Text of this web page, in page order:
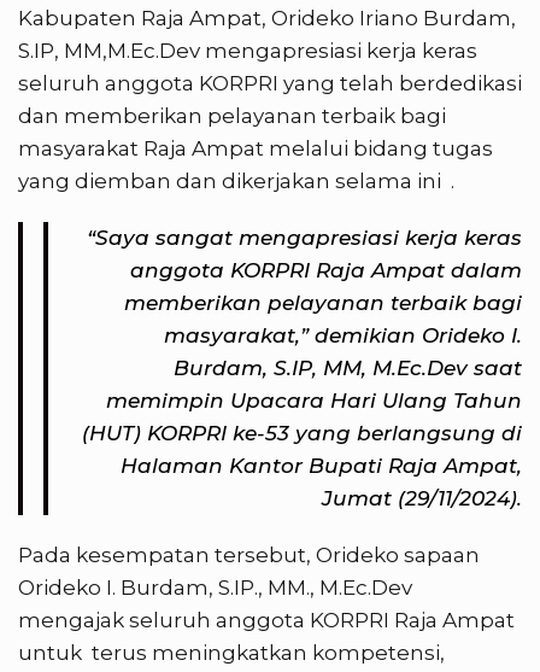
Kabupaten Raja Ampat, Orideko Iriano Burdam,
S.IP, MM,M.Ec.Dev mengapresiasi kerja keras
seluruh anggota KORPRI yang telah berdedikasi
dan memberikan pelayanan terbaik bagi
masyarakat Raja Ampat melalui bidang tugas
yang diemban dan dikerjakan selama ini .
“Saya sangat mengapresiasi kerja keras
anggota KORPRI Raja Ampat dalam
memberikan pelayanan terbaik bagi
masyarakat,” demikian Orideko I.
Burdam, S.IP, MM, M.Ec.Dev saat
memimpin Upacara Hari Ulang Tahun
(HUT) KORPRI ke-53 yang berlangsung di
Halaman Kantor Bupati Raja Ampat,
Jumat (29/11/2024).
Pada kesempatan tersebut, Orideko sapaan
Orideko I. Burdam, S.IP., MM., M.Ec.Dev
mengajak seluruh anggota KORPRI Raja Ampat
untuk terus meningkatkan kompetensi,